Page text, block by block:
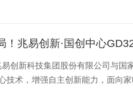
！兆易创新·国创中心
团股份有限公司与国家高端智能化家用电器创新中
技术，增强自主创新能力，面向家